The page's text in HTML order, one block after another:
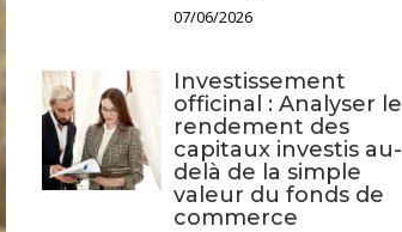
07/06/2026
Investissement
officinal : Analyser le
rendement des
capitaux investis au-
delà de la simple
valeur du fonds de
commerce